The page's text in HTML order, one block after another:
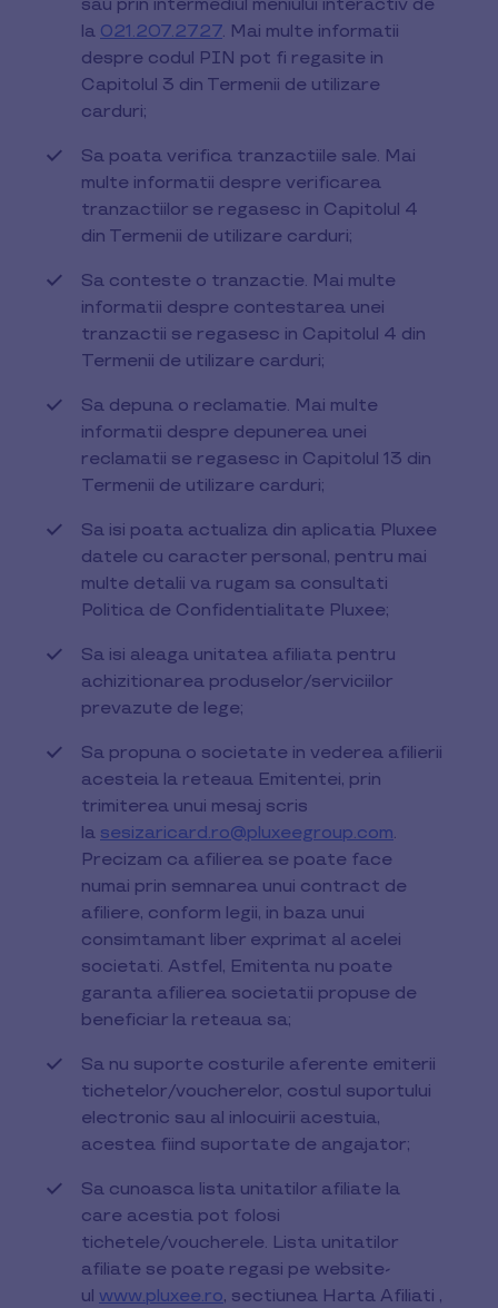
sau prin intermediul meniului interactiv de
la 021.207.2727. Mai multe informatii
despre codul PIN pot fi regasite in
Capitolul 3 din Termenii de utilizare
carduri;
Sa poata verifica tranzactiile sale. Mai
multe informatii despre verificarea
tranzactiilor se regasesc in Capitolul 4
din Termenii de utilizare carduri;
Sa conteste o tranzactie. Mai multe
informatii despre contestarea unei
tranzactii se regasesc in Capitolul 4 din
Termenii de utilizare carduri;
Sa depuna o reclamatie. Mai multe
informatii despre depunerea unei
reclamatii se regasesc in Capitolul 13 din
Termenii de utilizare carduri;
Sa isi poata actualiza din aplicatia Pluxee
datele cu caracter personal, pentru mai
multe detalii va rugam sa consultati
Politica de Confidentialitate Pluxee;
Sa isi aleaga unitatea afiliata pentru
achizitionarea produselor/serviciilor
prevazute de lege;
Sa propuna o societate in vederea afilierii
acesteia la reteaua Emitentei, prin
trimiterea unui mesaj scris
la sesizaricard.ro@pluxeegroup.com.
Precizam ca afilierea se poate face
numai prin semnarea unui contract de
afiliere, conform legii, in baza unui
consimtamant liber exprimat al acelei
societati. Astfel, Emitenta nu poate
garanta afilierea societatii propuse de
beneficiar la reteaua sa;
Sa nu suporte costurile aferente emiterii
tichetelor/voucherelor, costul suportului
electronic sau al inlocuirii acestuia,
acestea fiind suportate de angajator;
Sa cunoasca lista unitatilor afiliate la
care acestia pot folosi
tichetele/voucherele. Lista unitatilor
afiliate se poate regasi pe website-
ul www.pluxee.ro, sectiunea Harta Afiliati ,